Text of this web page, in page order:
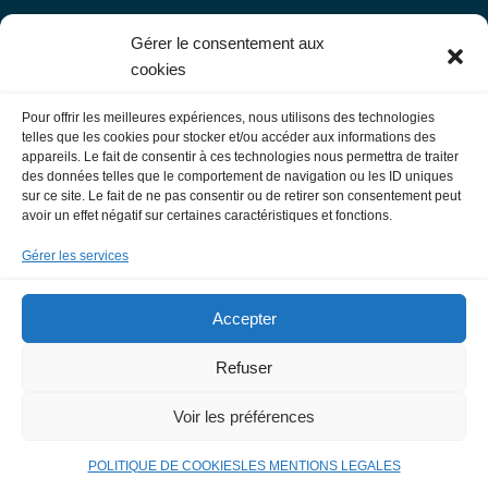
Gérer le consentement aux
cookies
Pour offrir les meilleures expériences, nous utilisons des technologies
telles que les cookies pour stocker et/ou accéder aux informations des
appareils. Le fait de consentir à ces technologies nous permettra de traiter
des données telles que le comportement de navigation ou les ID uniques
sur ce site. Le fait de ne pas consentir ou de retirer son consentement peut
avoir un effet négatif sur certaines caractéristiques et fonctions.
Gérer les services
Accepter
Refuser
Voir les préférences
POLITIQUE DE COOKIESLES MENTIONS LEGALES
FOIRE AUX QUESTIONS
MON ESPACE ABONNÉ
LIENS UTILES
FNCCR
PRÉFECTURE DES BOUCHES-DU-RHONE
MENTIONS LÉGALES & PROTECTION DES DONNÉES